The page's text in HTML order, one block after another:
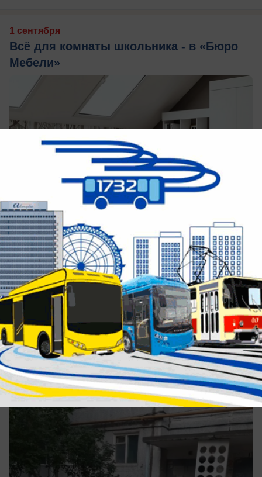
1 сентября
Всё для комнаты школьника - в «Бюро
Мебели»
вчера в 18:00 0
Обращение в редакцию
30 лет без ремонта: жители дома в 18‑м
микрорайоне Волжского бьют тревогу
из‑за непроходимой дороги
Жители одного из домов Волжского остались
без ремонта